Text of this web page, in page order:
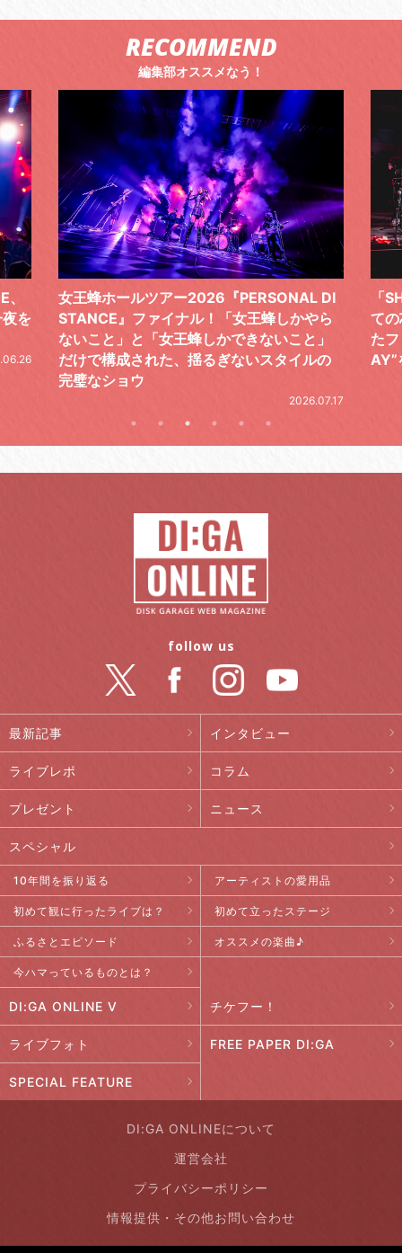
RECOMMEND
編集部オススメなう！
ら
の
「SHISHAMOでした!!!」ロックバンドとし
ての芯を貫き通し、笑顔と感謝で泳ぎ切っ
たファイナルライブ、DAY2“GOODBYE D
AY”をレポート
気
レ
最新記事 インタビュー
ライブレポ コラム
プレゼント ニュース
スペシャル
10年間を振り返る アーティストの愛用品
初めて観に行ったライブは？ 初めて立ったステージ
ふるさとエピソード オススメの楽曲♪
今ハマっているものとは？
DI:GA ONLINE V チケフー！
ライブフォト FREE PAPER DI:GA
SPECIAL FEATURE
follow us
DI:GA ONLINEについて
運営会社
プライバシーポリシー
情報提供・その他お問い合わせ